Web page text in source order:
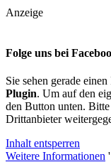
Anzeige
Folge uns bei
Sie sehen gerade
Plugin. Um auf den
den Button unten. Bitte
Drittanbieter
Inhalt entsperren
Weitere Informationen '